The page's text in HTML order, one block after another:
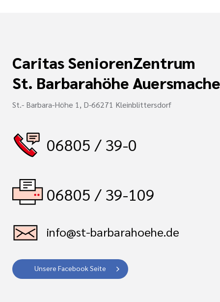
Caritas SeniorenZentrum
St. Barbarahöhe
St.- Barbara-Höhe 1, D-66271 Kleinblittersdorf
06805 / 39-0
06805 / 39-109
info@st-barbarahoehe.de
Unsere Facebook Seite